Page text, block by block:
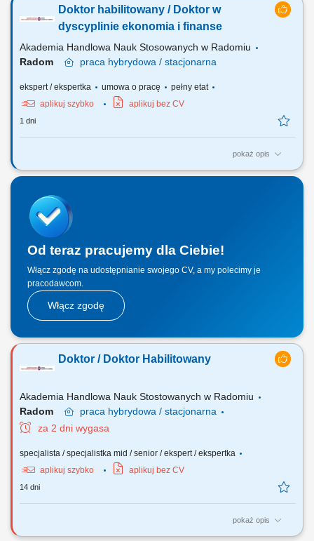
Doktor habilitowany / Doktor w
dyscyplinie ekonomia i finanse
Akademia Handlowa Nauk Stosowanych w Radomiu
Radom
praca hybrydowa / stacjonarna
ekspert / ekspertka umowa o pracę
pełny etat
aplikuj szybko
aplikuj bez CV
1 dni
pokaż opis
ZAKRES OBOWIĄZKÓW W obszarze dydaktycznym: prowadzenie
upowszechniania nauki; udział w tworzeniu nowych przedmiotów i
programów studiów, reprezentowanie uczelni, itp.
Od teraz pracujemy dla Ciebie!
Włącz zgodę na udostępnianie swojego CV, a my polecimy je
pracodawcom.
Włącz zgodę
Doktor / Doktor Habilitowany
Akademia Handlowa Nauk Stostowanych w Radomiu
Radom
praca hybrydowa / stacjonarna
za 2 dni wygasa
specjalista / specjalistka mid / senior / ekspert / ekspertka
aplikuj szybko
aplikuj bez CV
14 dni
pokaż opis
ZAKRES OBOWIĄZKÓW W obszarze dydaktycznym: prowadzenie